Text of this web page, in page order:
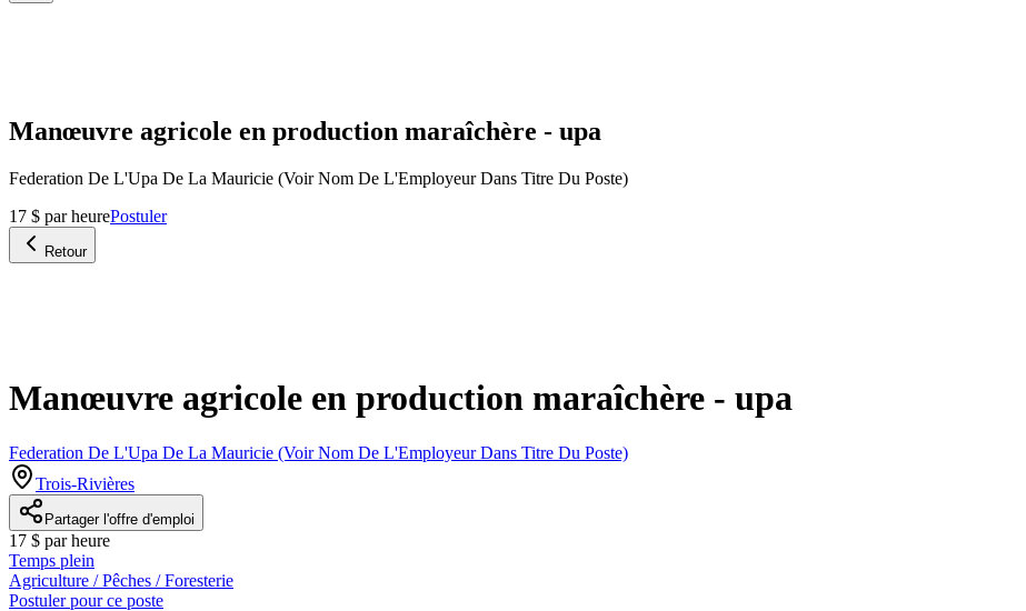
Manœuvre agricole en production maraîchère - upa
Federation De L'Upa De La Mauricie (Voir Nom De L'Employeur Dans Titre Du Poste)
17 $ par heurePostuler
Retour
Manœuvre agricole en production maraîchère - upa
Federation De L'Upa De La Mauricie (Voir Nom De L'Employeur Dans Titre Du Poste)
Trois-Rivières
Partager l'offre d'emploi
17 $ par heure
Temps plein
Agriculture / Pêches / Foresterie
Postuler pour ce poste